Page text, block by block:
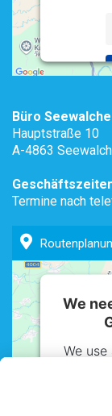
Büro
Hauptstraße 10
A-4863
Termine nach
We
We